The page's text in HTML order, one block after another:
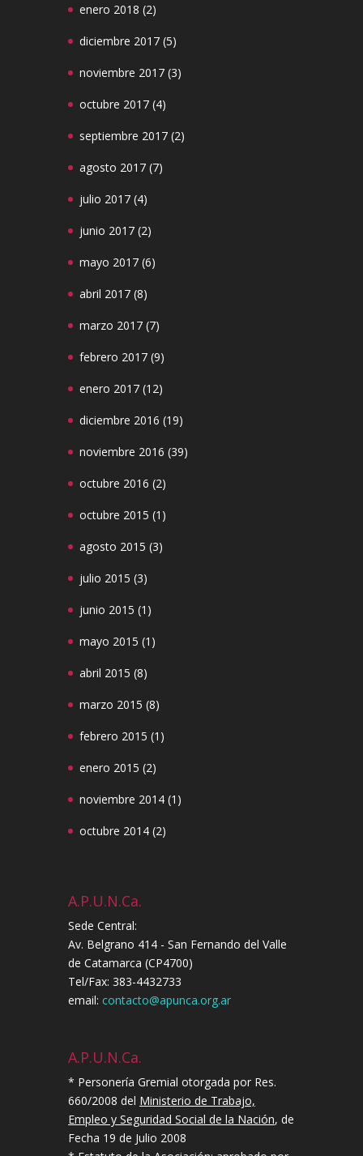
enero 2018 (2)
diciembre 2017 (5)
noviembre 2017 (3)
octubre 2017 (4)
septiembre 2017 (2)
agosto 2017 (7)
julio 2017 (4)
junio 2017 (2)
mayo 2017 (6)
abril 2017 (8)
marzo 2017 (7)
febrero 2017 (9)
enero 2017 (12)
diciembre 2016 (19)
noviembre 2016 (39)
octubre 2016 (2)
octubre 2015 (1)
agosto 2015 (3)
julio 2015 (3)
junio 2015 (1)
mayo 2015 (1)
abril 2015 (8)
marzo 2015 (8)
febrero 2015 (1)
enero 2015 (2)
noviembre 2014 (1)
octubre 2014 (2)
A.P.U.N.Ca.
Sede Central:
Av. Belgrano 414 - San Fernando del Valle
de Catamarca (CP4700)
Tel/Fax: 383-4432733
email: contacto@apunca.org.ar
A.P.U.N.Ca.
* Personería Gremial otorgada por Res.
660/2008 del Ministerio de Trabajo,
Empleo y Seguridad Social de la Nación, de
Fecha 19 de Julio 2008